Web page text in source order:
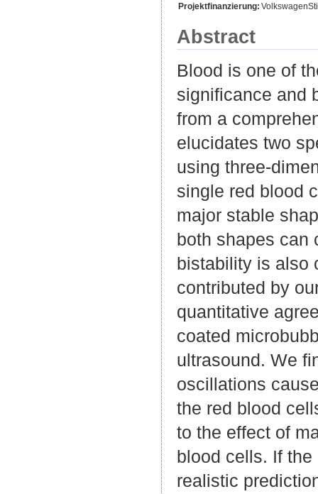
Projektfinanzierung:
Abstract
Blood is one of
significance and
from a
elucidates two
using three-
single red blood
major stable
both shapes can
bistability is also
contributed by
quantitative
coated
ultrasound. We
oscillations
the red blood
to the effect of
blood cells. If
realistic